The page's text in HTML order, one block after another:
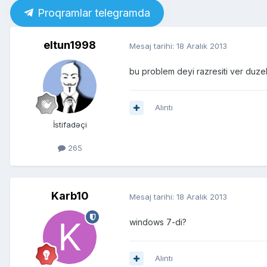
Proqramlar telegramda
eltun1998
İstifadəçi
265
Mesaj tarihi: 18 Aralık 2013
bu problem deyi razresiti ver
Alıntı
Karb10 Mesaj tarihi: 18 Aralık 2013
windows 7-di?
Alıntı